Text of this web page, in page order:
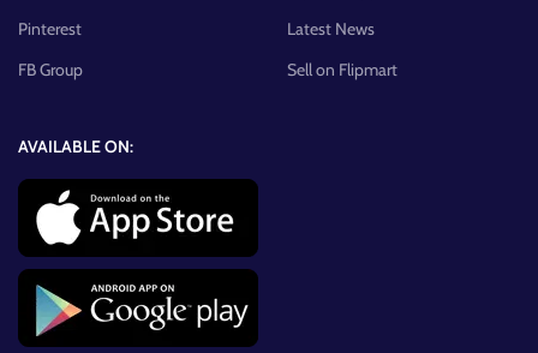
Pinterest
FB Group
Latest News
Sell on Flipmart
AVAILABLE ON: